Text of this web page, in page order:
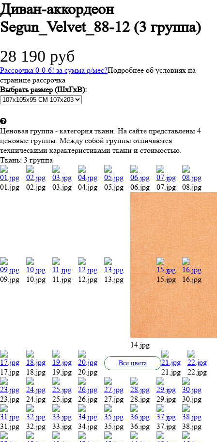
Диван-аккордеон
Segun_Velvet_88-12 (3 группа)
28 190 руб
Рассрочка 0-0-6! за сумма р/мес?Подробнее об условиях на
странице рассрочка
Выбрать размер (ШхГхВ):
Ценовая группа - категория ткани. На сайте представлены 4
ценовые группы. Между собой группы отличаются
техническими характеристиками ткани и стоимостью.
Ткань: 3 группа
01.jpg 02.jpg 03.jpg 04.jpg 05.jpg 06.jpg 07.jpg 08.jpg
09.jpg 10.jpg 11.jpg 12.jpg 13.jpg
14.jpg
15.jpg 16.jpg
17.jpg 18.jpg 19.jpg 20.jpg
Все цвета
21.jpg 22.jpg
23.jpg 24.jpg 25.jpg 26.jpg 27.jpg 28.jpg 29.jpg 30.jpg
31.jpg 32.jpg 33.jpg 34.jpg 35.jpg 36.jpg 37.jpg 38.jpg